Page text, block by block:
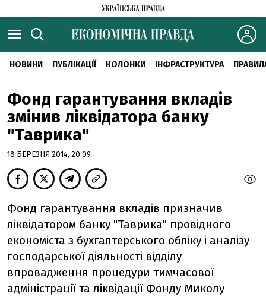
НОВИНИ ПУБЛІКАЦІЇ КОЛОНКИ ІНФРАСТРУКТУРА
Фонд гарантування вкладiв
змiнив лiквiдатора банку
"Таврика"
18 БЕРЕЗНЯ 2014, 20:09
Фонд гарантування вкладiв призначив
лiквiдатором банку "Таврика" провiдного
економiста з бухгалтерського облiку i аналiзу
господарської дiяльностi вiддiлу
впровадження процедури тимчасової
адмiнiстрацiї та лiквiдацiї Фонду Миколу